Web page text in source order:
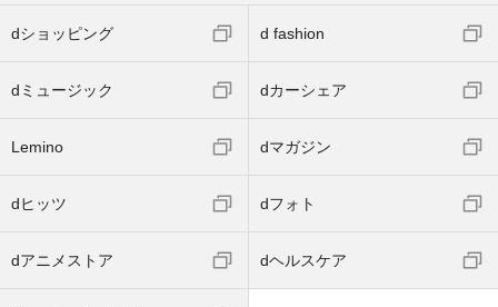
dショッピング d fashion
dミュージック dカーシェア
Lemino dマガジン
dヒッツ dフォト
dアニメストア dヘルスケア